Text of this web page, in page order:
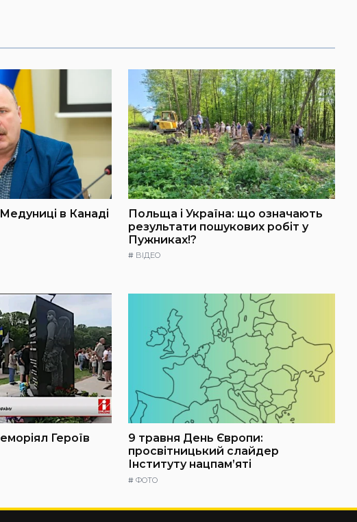
в Канаді
Польща і Україна: що означають
результати пошукових робіт у
Пужниках!?
# ВІДЕО
Героїв
9 травня День Європи:
просвітницький слайдер
Інституту нацпам’яті
# ФОТО